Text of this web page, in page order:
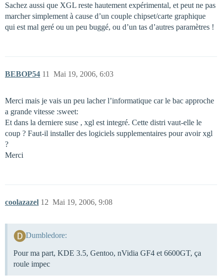
Sachez aussi que XGL reste hautement expérimental, et peut ne pas
marcher simplement à cause d’un couple chipset/carte graphique
qui est mal geré ou un peu buggé, ou d’un tas d’autres paramètres !
BEBOP54 Mai 19, 2006, 6:03
11
Merci mais je vais un peu lacher l’informatique car le bac approche
a grande vitesse :sweet:
Et dans la derniere suse , xgl est integré. Cette distri vaut-elle le
coup ? Faut-il installer des logiciels supplementaires pour avoir xgl
?
Merci
coolazazel Mai 19, 2006, 9:08
12
Dumbledore:
Pour ma part, KDE 3.5, Gentoo, nVidia GF4 et 6600GT, ça
roule impec